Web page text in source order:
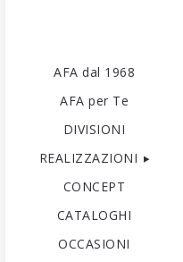
AFA dal 1968
AFA per Te
DIVISIONI
REALIZZAZIONI
CONCEPT
CATALOGHI
OCCASIONI